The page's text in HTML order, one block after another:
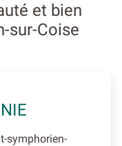
et bien
sur-Coise
symphorien-